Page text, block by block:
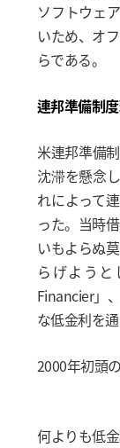
ソフトウェ
いため、オ
らである。
連邦準備制
米連邦準備
沈滞を懸念
れによって
った。当時
いもよらぬ
らげようと
Financier」、
な低金利を
2000年初頭
何よりも低